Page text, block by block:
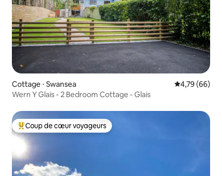
Cottage ⋅ Swansea Évaluation
4,79 (66)
Wern Y Glais - 2 Bedroom Cottage - Glais
Coups de cœur voyageurs les plus appréciés
Coup de cœur voyageurs